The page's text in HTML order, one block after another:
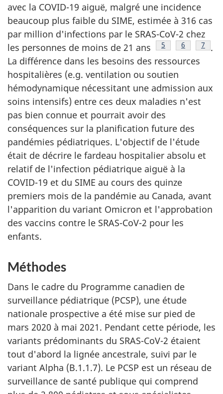
avec la COVID-19 aiguë, malgré une incidence
beaucoup plus faible du SIME, estimée à 316 cas
par million d'infections par le SRAS-CoV-2 chez
les personnes de moins de 21 ans
Note de bas de
5 Note de
6 Note
7
.
La différence dans les besoins des ressources
hospitalières (e.g. ventilation ou soutien
hémodynamique nécessitant une admission aux
soins intensifs) entre ces deux maladies n'est
pas bien connue et pourrait avoir des
conséquences sur la planification future des
pandémies pédiatriques. L'objectif de l'étude
était de décrire le fardeau hospitalier absolu et
relatif de l'infection pédiatrique aiguë à la
COVID-19 et du SIME au cours des quinze
premiers mois de la pandémie au Canada, avant
l'apparition du variant Omicron et l'approbation
des vaccins contre le SRAS-CoV-2 pour les
enfants.
Méthodes
Dans le cadre du Programme canadien de
surveillance pédiatrique (PCSP), une étude
nationale prospective a été mise sur pied de
mars 2020 à mai 2021. Pendant cette période, les
variants prédominants du SRAS-CoV-2 étaient
tout d'abord la lignée ancestrale, suivi par le
variant Alpha (B.1.1.7). Le PCSP est un réseau de
surveillance de santé publique qui comprend